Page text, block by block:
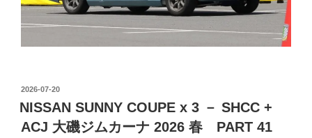
投
稿
日:
2026-07-20
NISSAN SUNNY COUPE x 3 － SHCC +
ACJ 大磯ジムカーナ 2026 春 PART 41